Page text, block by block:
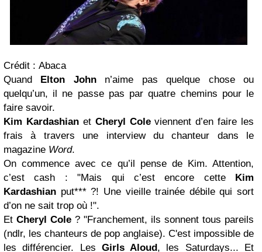
Crédit : Abaca
Quand Elton Johnn’aime pas quelque chose ou
quelqu’un, il ne passe pas par quatre chemins pour le
faire savoir.
Kim Kardashianet Cheryl Coleviennent d’en faire les
frais à travers une interview du chanteur dans le
magazine Word.
On commence avec ce qu’il pense de Kim. Attention,
c’est cash : "Mais qui c’est encore cette Kim
Kardashian put*** ?! Une vieille trainée débile qui sort
d’on ne sait trop où !".
Et Cheryl Cole ? "Franchement, ils sonnent tous pareils
(ndlr, les chanteurs de pop anglaise). C'est impossible de
les différencier. Les Girls Aloud, les Saturdays... Et